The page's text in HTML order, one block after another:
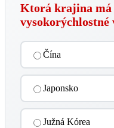
Ktorá krajina má
vysokorýchlostné
Čína
Japonsko
Južná Kórea